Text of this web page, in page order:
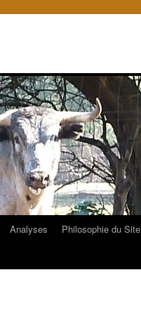
Analyses Philosophie du Site